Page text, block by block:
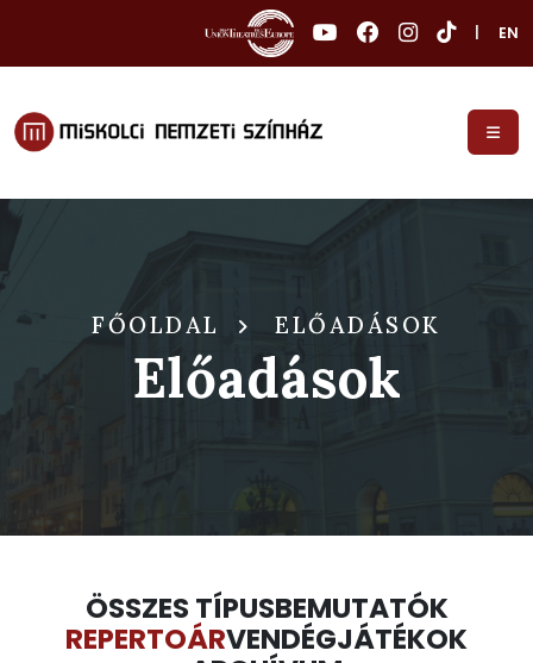
EN
FŐOLDAL ELŐADÁSOK
Előadások
ÖSSZES TÍPUSBEMUTATÓK
REPERTOÁRVENDÉGJÁTÉKOK